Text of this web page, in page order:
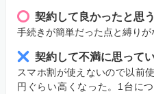
契約して良かったと思
手続きが簡単だった点と縛りが
契約して不満に思って
スマホ割が使えないので以前
円ぐらい高くなった。1台に